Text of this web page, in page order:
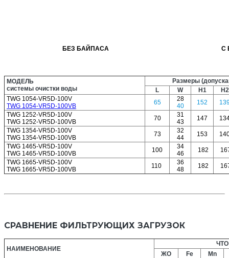
БЕЗ БАЙПАСА С
МОДЕЛЬ
системы очистки воды
Размеры
L
W H1
H2
TWG 1054-VR5D-100V
TWG 1054-VR5D-100VB
65
28
40
152
TWG 1252-VR5D-100V
TWG 1252-VR5D-100VB
70
31
43
147
TWG 1354-VR5D-100V
TWG 1354-VR5D-100VB
73
32
44
153
TWG 1465-VR5D-100V
TWG 1465-VR5D-100VB
100
34
46
182
TWG 1665-VR5D-100V
TWG 1665-VR5D-100VB
110
36
48
182
СРАВНЕНИЕ ФИЛЬТРУЮЩИХ ЗАГРУЗОК
НАИМЕНОВАНИЕ
ЖО
Fe
Mn